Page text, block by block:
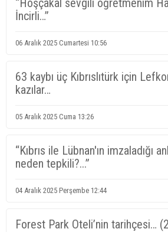
“Hoşçakal sevgili öğretmenim
İncirli…”
06 Aralık 2025 Cumartesi 10:56
63 kaybı üç Kıbrıslıtürk için
kazılar…
05 Aralık 2025 Cuma 13:26
“Kıbrıs ile Lübnan'ın imzaladığı
neden tepkili?...”
04 Aralık 2025 Perşembe 12:44
Forest Park Oteli’nin tarihçesi…